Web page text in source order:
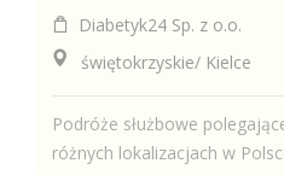
Diabetyk24 Sp. z o.o.
świętokrzyskie/ Kielce
Podróże służbowe
różnych lokalizacjach w